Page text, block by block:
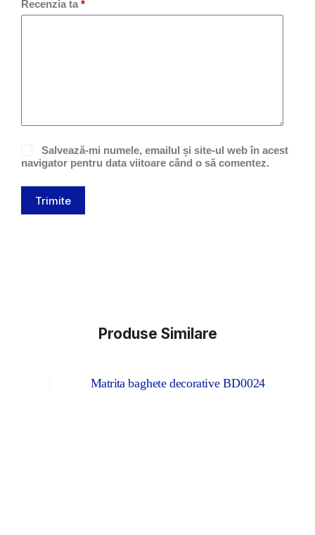
Recenzia ta *
Salvează-mi numele, emailul și site-ul web în acest
navigator pentru data viitoare când o să comentez.
Trimite
Produse Similare